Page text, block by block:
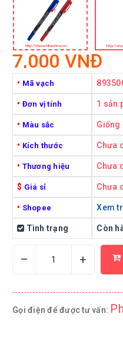
7,000 VNĐ
• Mã vạch
• Đơn vị tính 1 sản
• Màu sắc Giống
• Kích thước Chưa
• Thương hiệu Chưa
$ Giá sỉ Chưa
• Shopee Xem
Tình trạng Còn
– +
Gọi điện để được tư vấn: